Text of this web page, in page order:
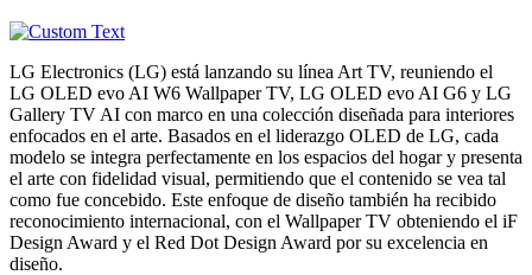
LG Electronics (LG) está lanzando su línea Art TV, reuniendo el
LG OLED evo AI W6 Wallpaper TV, LG OLED evo AI G6 y LG
Gallery TV AI con marco en una colección diseñada para interiores
enfocados en el arte. Basados en el liderazgo OLED de LG, cada
modelo se integra perfectamente en los espacios del hogar y presenta
el arte con fidelidad visual, permitiendo que el contenido se vea tal
como fue concebido. Este enfoque de diseño también ha recibido
reconocimiento internacional, con el Wallpaper TV obteniendo el iF
Design Award y el Red Dot Design Award por su excelencia en
diseño.